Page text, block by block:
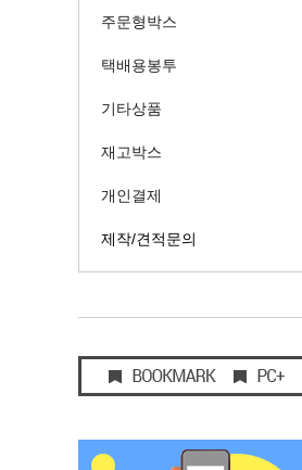
주문형박스
택배용봉투
기타상품
재고박스
개인결제
제작/견적문의